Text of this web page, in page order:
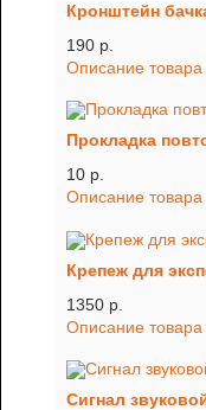
Кронштейн
190 p.
Описание товара
Прокладка
10 p.
Описание товара
Крепеж для
1350 p.
Описание товара
Сигнал